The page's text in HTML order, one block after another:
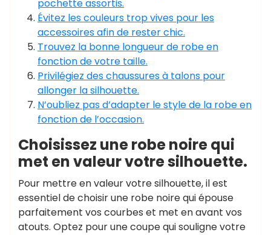
pochette assortis.
Évitez les couleurs trop vives pour les
accessoires afin de rester chic.
Trouvez la bonne longueur de robe en
fonction de votre taille.
Privilégiez des chaussures à talons pour
allonger la silhouette.
N’oubliez pas d’adapter le style de la robe en
fonction de l’occasion.
Choisissez une robe noire qui
met en valeur votre silhouette.
Pour mettre en valeur votre silhouette, il est
essentiel de choisir une robe noire qui épouse
parfaitement vos courbes et met en avant vos
atouts. Optez pour une coupe qui souligne votre